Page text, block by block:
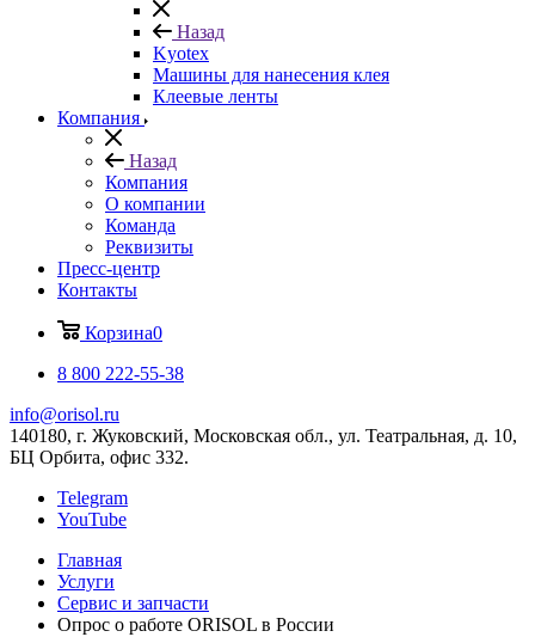
Назад
Kyotex
Машины для нанесения клея
Клеевые ленты
Компания
Назад
Компания
О компании
Команда
Реквизиты
Пресс-центр
Контакты
Корзина0
8 800 222-55-38
info@orisol.ru
140180, г. Жуковский, Московская обл., ул. Театральная, д. 10,
БЦ Орбита, офис 332.
Telegram
YouTube
Главная
Услуги
Сервис и запчасти
Опрос о работе ORISOL в России